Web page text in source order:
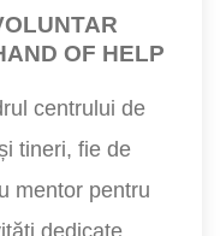
OF HELP
centrului de
tineri, fie de
mentor pentru
dedicate